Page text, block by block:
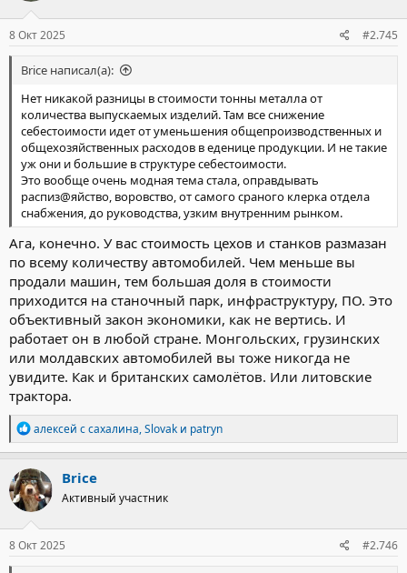
и
:
8 Окт 2025 #2.745
Brice написал(а):
Нет никакой разницы в стоимости тонны металла от
количества выпускаемых изделий. Там все снижение
себестоимости идет от уменьшения общепроизводственных и
общехозяйственных расходов в еденице продукции. И не такие
уж они и большие в структуре себестоимости.
Это вообще очень модная тема стала, оправдывать
распиз@яйство, воровство, от самого сраного клерка отдела
снабжения, до руководства, узким внутренним рынком.
Ага, конечно. У вас стоимость цехов и станков размазан
по всему количеству автомобилей. Чем меньше вы
продали машин, тем большая доля в стоимости
приходится на станочный парк, инфраструктуру, ПО. Это
объективный закон экономики, как не вертись. И
работает он в любой стране. Монгольских, грузинских
или молдавских автомобилей вы тоже никогда не
увидите. Как и британских самолётов. Или литовские
трактора.
Р
е
а
к
ц
и
и
:
алексей с сахалина,Slovak и patryn
Brice
Активный участник
8 Окт 2025 #2.746